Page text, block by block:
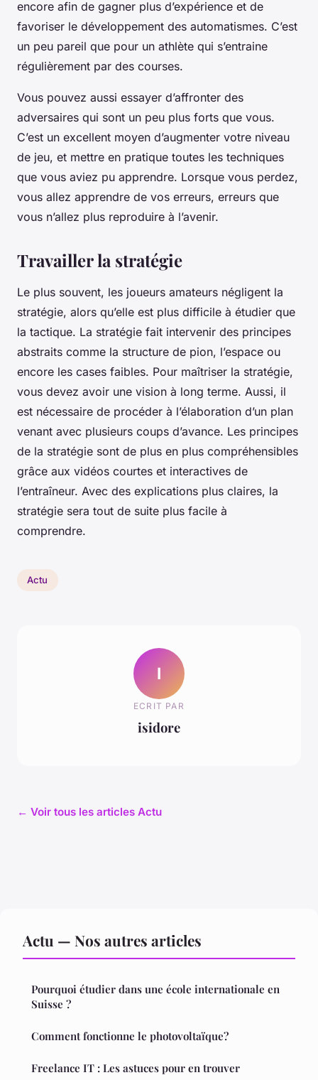
encore afin de gagner plus d’expérience et de
favoriser le développement des automatismes. C’est
un peu pareil que pour un athlète qui s’entraine
régulièrement par des courses.
Vous pouvez aussi essayer d’affronter des
adversaires qui sont un peu plus forts que vous.
C’est un excellent moyen d’augmenter votre niveau
de jeu, et mettre en pratique toutes les techniques
que vous aviez pu apprendre. Lorsque vous perdez,
vous allez apprendre de vos erreurs, erreurs que
vous n’allez plus reproduire à l’avenir.
Travailler la stratégie
Le plus souvent, les joueurs amateurs négligent la
stratégie, alors qu’elle est plus difficile à étudier que
la tactique. La stratégie fait intervenir des principes
abstraits comme la structure de pion, l’espace ou
encore les cases faibles. Pour maîtriser la stratégie,
vous devez avoir une vision à long terme. Aussi, il
est nécessaire de procéder à l’élaboration d’un plan
venant avec plusieurs coups d’avance. Les principes
de la stratégie sont de plus en plus compréhensibles
grâce aux vidéos courtes et interactives de
l’entraîneur. Avec des explications plus claires, la
stratégie sera tout de suite plus facile à
comprendre.
Actu
I
ECRIT PAR
isidore
← Voir tous les articles Actu
Actu — Nos autres articles
Pourquoi étudier dans une école internationale en
Suisse ?
Comment fonctionne le photovoltaïque?
Freelance IT : Les astuces pour en trouver